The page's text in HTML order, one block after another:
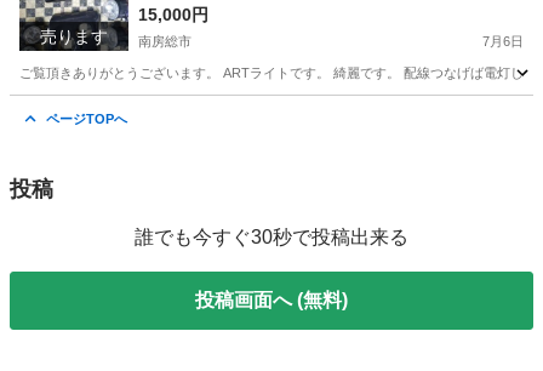
売ります
15,000円
南房総市 7月6日
ご覧頂きありがとうございます。 ARTライトです。 綺麗です。 配線つなげば電灯し
ページTOPへ
投稿
誰でも今すぐ30秒で投稿出来る
投稿画面へ (無料)